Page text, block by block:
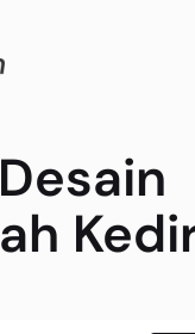
Desain